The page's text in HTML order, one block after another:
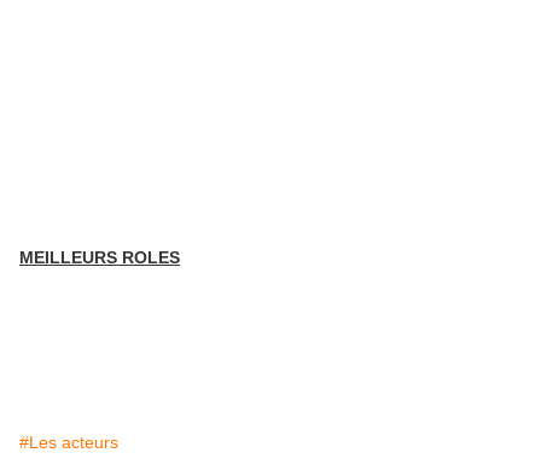
MEILLEURS ROLES
#Les acteurs